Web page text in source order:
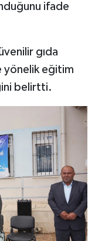
ifade
gıda
yönelik eğitim
belirtti.